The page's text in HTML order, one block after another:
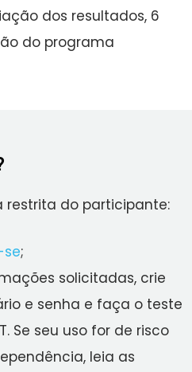
dos resultados, 6
do programa
restrita do participante:
se;
solicitadas, crie
e senha e faça o teste
Se seu uso for de risco
leia as